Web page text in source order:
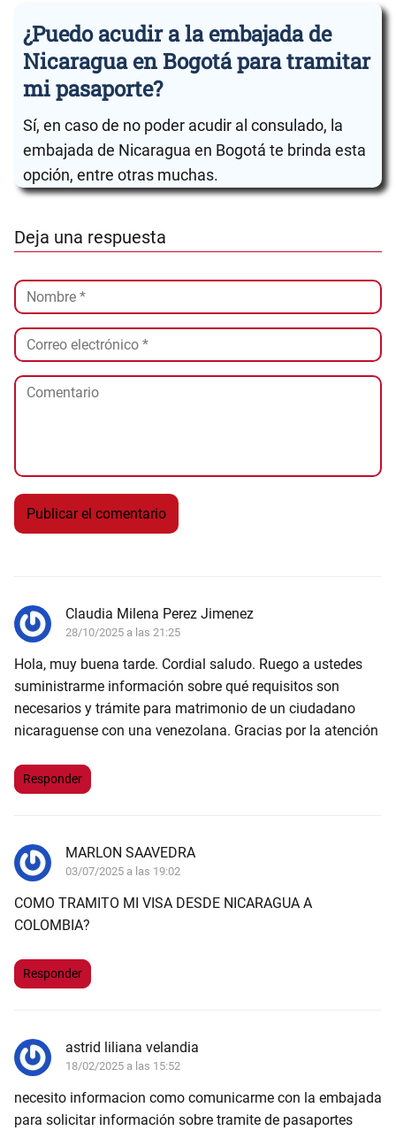
¿Puedo acudir a la embajada de
Nicaragua en Bogotá para tramitar
mi pasaporte?
Sí, en caso de no poder acudir al consulado, la
embajada de Nicaragua en Bogotá te brinda esta
opción, entre otras muchas.
Claudia Milena Perez Jimenez
28/10/2025 a las 21:25
Hola, muy buena tarde. Cordial saludo. Ruego a ustedes
suministrarme información sobre qué requisitos son
necesarios y trámite para matrimonio de un ciudadano
nicaraguense con una venezolana. Gracias por la atención
Responder
MARLON SAAVEDRA
03/07/2025 a las 19:02
COMO TRAMITO MI VISA DESDE NICARAGUA A
COLOMBIA?
Responder
astrid liliana velandia
18/02/2025 a las 15:52
necesito informacion como comunicarme con la embajada
para solicitar información sobre tramite de pasaportes
Deja una respuesta